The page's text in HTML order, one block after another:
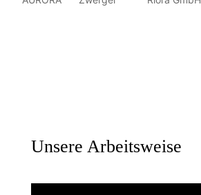
Unsere Arbeitsweise